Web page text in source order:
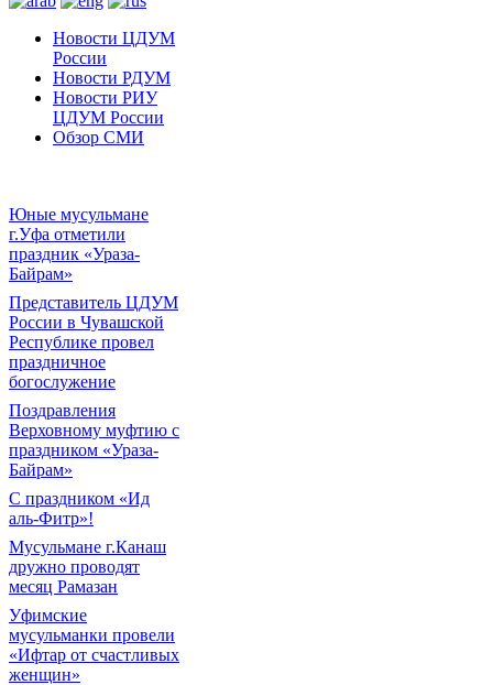
Новости ЦДУМ
России
Новости РДУМ
Новости РИУ
ЦДУМ России
Обзор СМИ
Юные мусульмане
г.Уфа отметили
праздник «Ураза-
Байрам»
Представитель ЦДУМ
России в Чувашской
Республике провел
праздничное
богослужение
Поздравления
Верховному муфтию с
праздником «Ураза-
Байрам»
С праздником «Ид
аль-Фитр»!
Мусульмане г.Канаш
дружно проводят
месяц Рамазан
Уфимские
мусульманки провели
«Ифтар от счастливых
женщин»